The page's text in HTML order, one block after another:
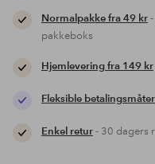
Normalpakke fra 49 kr
pakkeboks
Hjemlevering fra 149 kr
Fleksible betalingsmåter
Enkel retur- 30 dagers